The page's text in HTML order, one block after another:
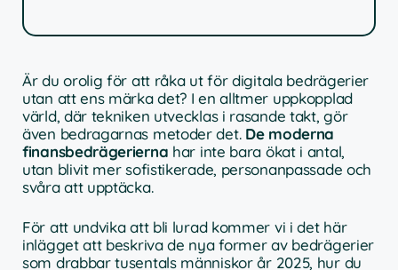
Är du orolig för att råka ut för digitala bedrägerier
utan att ens märka det? I en alltmer uppkopplad
värld, där tekniken utvecklas i rasande takt, gör
även bedragarnas metoder det. De moderna
finansbedrägerierna har inte bara ökat i antal,
utan blivit mer sofistikerade, personanpassade och
svåra att upptäcka.
För att undvika att bli lurad kommer vi i det här
inlägget att beskriva de nya former av bedrägerier
som drabbar tusentals människor år 2025, hur du